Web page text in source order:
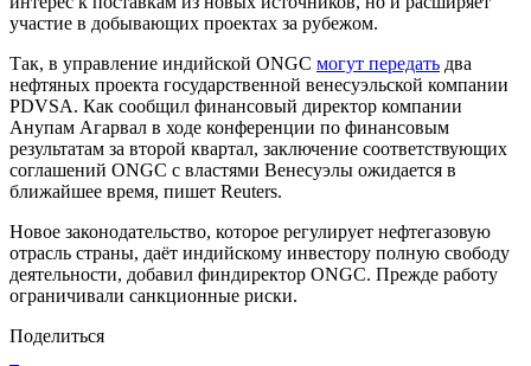
участие в добывающих проектах за рубежом.
Так, в управление индийской ONGC могут передать два
нефтяных проекта государственной венесуэльской компании
PDVSA. Как сообщил финансовый директор компании
Анупам Агарвал в ходе конференции по финансовым
результатам за второй квартал, заключение соответствующих
соглашений ONGC с властями Венесуэлы ожидается в
ближайшее время, пишет Reuters.
Новое законодательство, которое регулирует нефтегазовую
отрасль страны, даёт индийскому инвестору полную свободу
деятельности, добавил финдиректор ONGC. Прежде работу
ограничивали санкционные риски.
Поделиться